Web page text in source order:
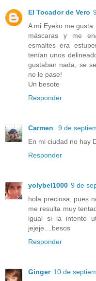
El Tocador de Vero
A mi Eyeko me
máscaras y me
esmaltes era
tenían unos
gustaban nada, se
no le pase!
Un besote
Responder
Carmen
9 de
En mi ciudad no hay
Responder
yolybel1000 9 de
hola preciosa, pues
me resulta muy
igual si la intento
jejeje....besos
Responder
Ginger 10 de